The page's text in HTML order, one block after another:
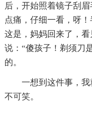
后，开始照着镜子刮
点痛，仔细一看，呀
这是，妈妈回来了，
说：“傻孩子！剃须刀
的。
一想到这件事，
不可笑。